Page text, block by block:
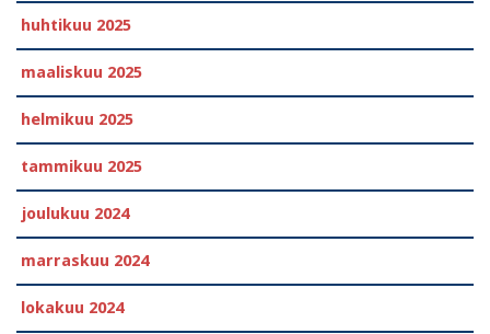
huhtikuu 2025
maaliskuu 2025
helmikuu 2025
tammikuu 2025
joulukuu 2024
marraskuu 2024
lokakuu 2024